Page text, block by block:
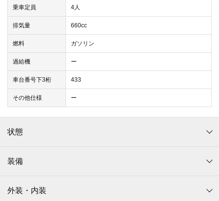
乗車定員 4人
排気量 660cc
燃料 ガソリン
過給機 ー
車台番号下3桁 433
その他仕様 ー
状態
装備
外装・内装